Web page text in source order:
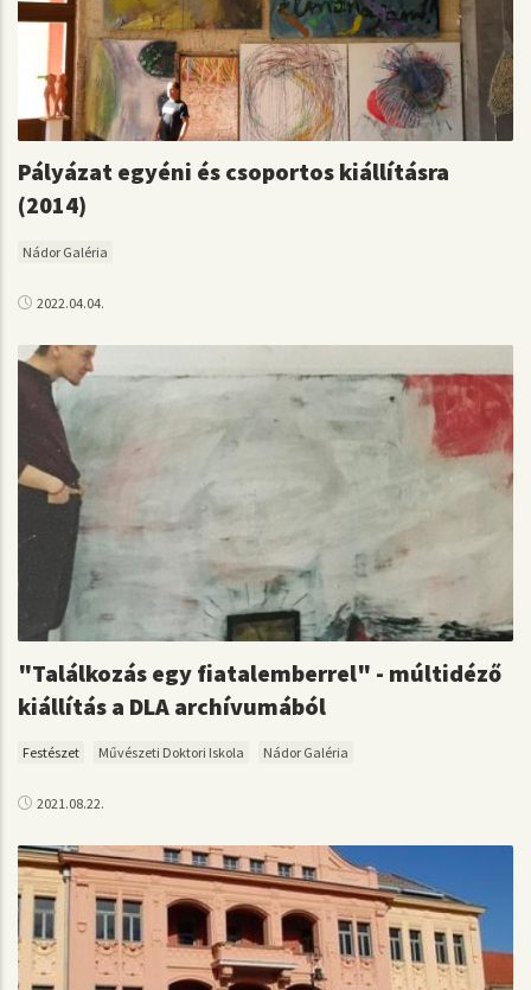
Pályázat egyéni és csoportos kiállításra
(2014)
Nádor Galéria
2022.04.04.
"Találkozás egy fiatalemberrel" - múltidéző
kiállítás a DLA archívumából
Festészet Művészeti Doktori Iskola Nádor Galéria
2021.08.22.